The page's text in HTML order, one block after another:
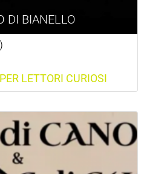
DI BIANELLO
LETTORI CURIOSI